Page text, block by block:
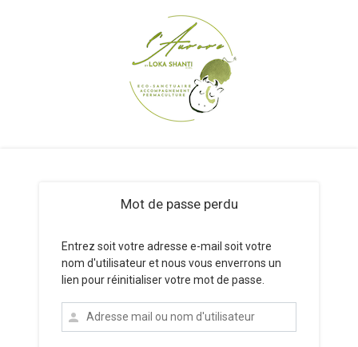
Mot de passe perdu
Entrez soit votre adresse e-mail soit votre
nom d'utilisateur et nous vous enverrons un
lien pour réinitialiser votre mot de passe.